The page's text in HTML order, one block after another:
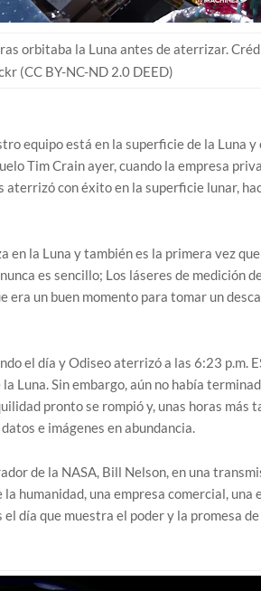
orbitaba la Luna antes de aterrizar.
(CC BY-NC-ND 2.0 DEED)
equipo está en la superficie de la Luna y
Tim Crain ayer, cuando la empresa
con éxito en la superficie lunar,
la Luna y también es la primera vez
es sencillo; Los láseres de medición
un buen momento para tomar un
el día y Odiseo aterrizó a las 6:23 p.m.
Luna. Sin embargo, aún no había
pronto se rompió y, unas horas más
e imágenes en abundancia.
de la NASA, Bill Nelson, en una
humanidad, una empresa comercial, una
día que muestra el poder y la promesa